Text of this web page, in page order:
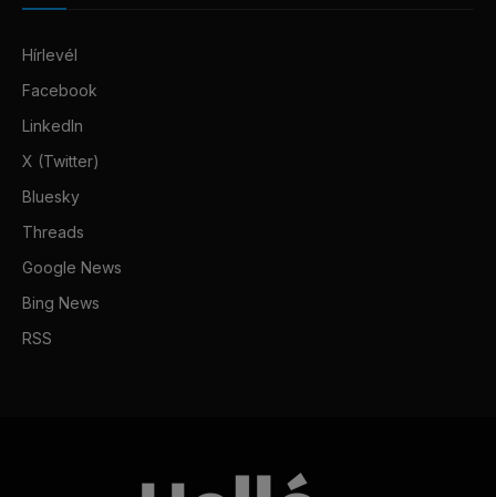
Hírlevél
Facebook
LinkedIn
X (Twitter)
Bluesky
Threads
Google News
Bing News
RSS